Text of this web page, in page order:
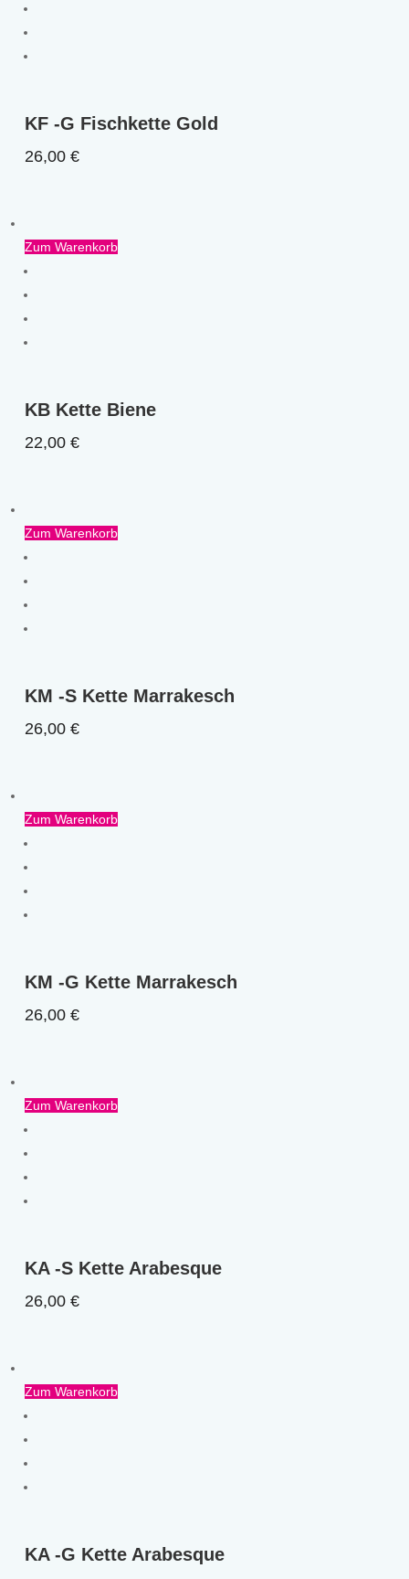
KF -G Fischkette Gold
26,00€
Zum Warenkorb
KB Kette Biene
22,00€
Zum Warenkorb
KM -S Kette Marrakesch
26,00€
Zum Warenkorb
KM -G Kette Marrakesch
26,00€
Zum Warenkorb
KA -S Kette Arabesque
26,00€
Zum Warenkorb
KA -G Kette Arabesque